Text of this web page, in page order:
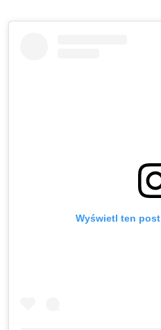
Wyświetl ten